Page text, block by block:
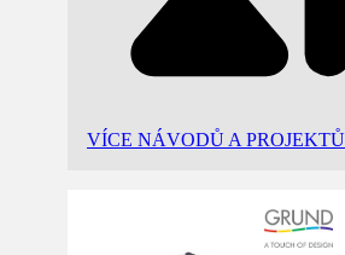
VÍCE NÁVODŮ A PROJEKTŮ